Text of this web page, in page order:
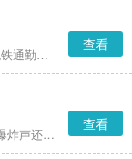
随时随地都能玩：无论是工作间隙、地铁通勤途中，还是在商店排队等待时。简单的单手操控搭配自动瞄准射击功能，助你尽情享受这款免费的自上而下射击游戏带来的单人离线体验。低多边形3D画面让你能看清每一处细节，沉浸在末日氛围之中。世界末日已然降临，再无回头之路。
查看
3、音效制作十分精良，无论是枪声、爆炸声还是脚步声都极为逼真，能为玩家营造出沉浸式的游戏体验。
查看